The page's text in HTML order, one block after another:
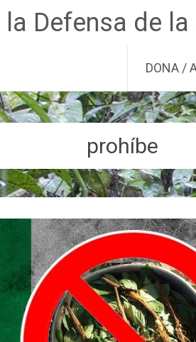
Defensa de la
DONA /
prohíbe